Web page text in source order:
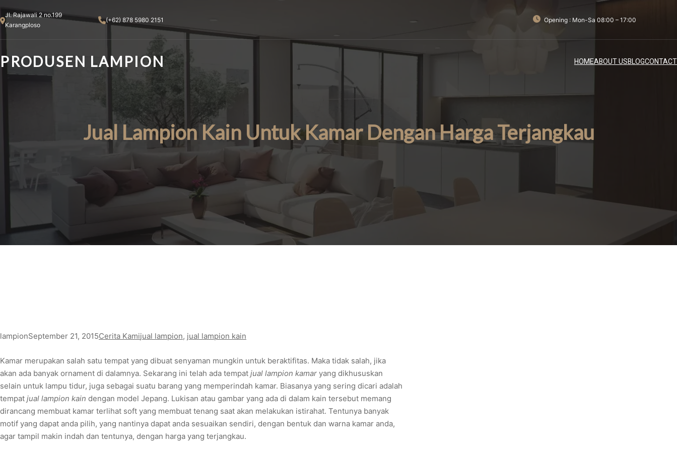
to
content
Jl. Rajawali 2 no.199
Karangploso
(+62) 878 5980 2151 Opening : Mon-Sa 08:00 – 17:00
PRODUSEN LAMPION HOMEABOUT USBLOGCONTACT
Jual Lampion Kain Untuk Kamar Dengan Harga Terjangkau
lampionSeptember 21, 2015Cerita Kamijual lampion, jual lampion kain
Kamar merupakan salah satu tempat yang dibuat senyaman mungkin untuk beraktifitas. Maka tidak salah, jika
akan ada banyak ornament di dalamnya. Sekarang ini telah ada tempat jual lampion kamar yang dikhususkan
selain untuk lampu tidur, juga sebagai suatu barang yang memperindah kamar. Biasanya yang sering dicari adalah
tempat jual lampion kain dengan model Jepang. Lukisan atau gambar yang ada di dalam kain tersebut memang
dirancang membuat kamar terlihat soft yang membuat tenang saat akan melakukan istirahat. Tentunya banyak
motif yang dapat anda pilih, yang nantinya dapat anda sesuaikan sendiri, dengan bentuk dan warna kamar anda,
agar tampil makin indah dan tentunya, dengan harga yang terjangkau.